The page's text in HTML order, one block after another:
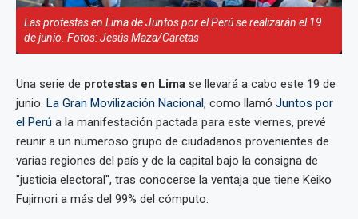
Las protestas en Lima de Juntos por el Perú se realizarán el 19
de junio. Fotos: Jesús Maza/Caretas
Una serie de protestas en Lima se llevará a cabo este 19 de
junio. La Gran Movilización Nacional, como llamó Juntos por
el Perú a la manifestación pactada para este viernes, prevé
reunir a un numeroso grupo de ciudadanos provenientes de
varias regiones del país y de la capital bajo la consigna de
"justicia electoral", tras conocerse la ventaja que tiene Keiko
Fujimori a más del 99% del cómputo.